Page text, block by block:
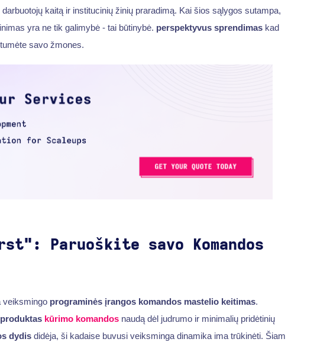
kaitą ir institucinių žinių praradimą. Kai šios sąlygos sutampa,
yra ne tik galimybė - tai būtinybė. perspektyvus sprendimaskad
savo žmones.
Paruoškite savo
Komandos
programinės įrangos komandos mastelio keitimas.
produktas kūrimo komandosnaudą dėl judrumo ir minimalių pridėtinių
dydisdidėja, ši kadaise buvusi veiksminga dinamika ima trūkinėti. Šiam